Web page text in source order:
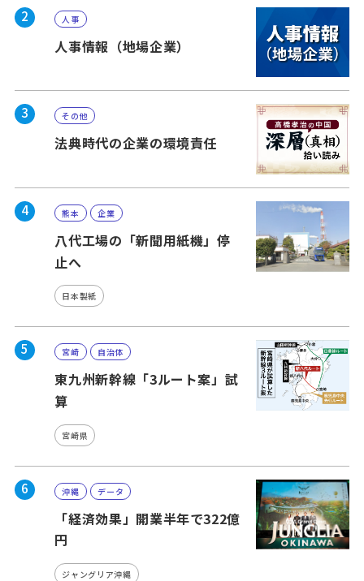
2 人事
人事情報（地場企業）
3 その他
法典時代の企業の環境責任
4 熊本 企業
八代工場の「新聞用紙機」停
止へ
日本製紙
5 宮崎 自治体
東九州新幹線「3ルート案」試
算
宮崎県
6 沖縄 データ
「経済効果」開業半年で322億
円
ジャングリア沖縄